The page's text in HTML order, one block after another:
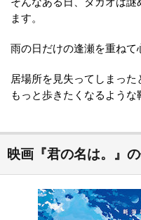
そんなある日、タカオは
ます。
雨の日だけの逢瀬を重ねて
居場所を見失ってしまっ
もっと歩きたくなるよう
映画『君の名は。』